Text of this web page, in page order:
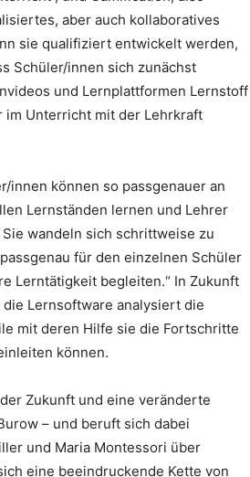
aber auch kollaboratives
sie qualifiziert entwickelt werden,
Schüler/innen sich zunächst
und Lernplattformen Lernstoff
im Unterricht mit der Lehrkraft
innen können so passgenauer an
Lernständen lernen und Lehrer
wandeln sich schrittweise zu
für den einzelnen Schüler
Lerntätigkeit begleiten.“ In Zukunft
Lernsoftware analysiert die
mit deren Hilfe sie die Fortschritte
können.
Zukunft und eine veränderte
– und beruft sich dabei
und Maria Montessori über
eine beeindruckende Kette von